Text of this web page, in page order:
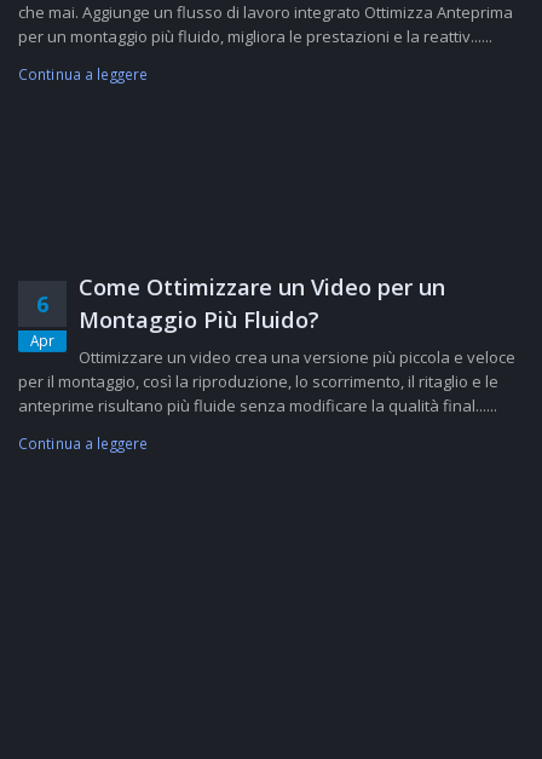
che mai. Aggiunge un flusso di lavoro integrato Ottimizza Anteprima
per un montaggio più fluido, migliora le prestazioni e la reattiv......
Continua a leggere
6
Apr
Come Ottimizzare un Video per un
Montaggio Più Fluido?
Ottimizzare un video crea una versione più piccola e veloce
per il montaggio, così la riproduzione, lo scorrimento, il ritaglio e le
anteprime risultano più fluide senza modificare la qualità final......
Continua a leggere